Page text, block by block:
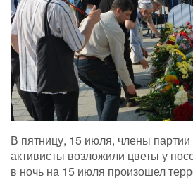
В пятницу, 15 июля, члены партии
активисты возложили цветы у
в ночь на 15 июля произошел